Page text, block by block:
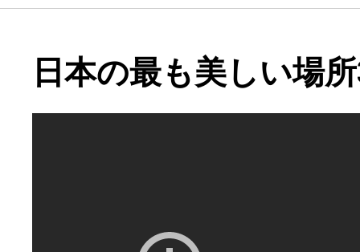
日本の最も美しい場